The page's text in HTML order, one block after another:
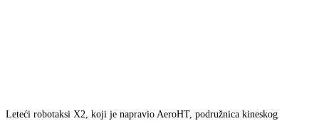
Leteći robotaksi X2, koji je napravio AeroHT, podružnica kineskog